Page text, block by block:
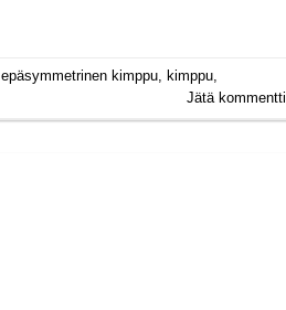
epäsymmetrinen kimppu, kimppu,
Jätä kommentti